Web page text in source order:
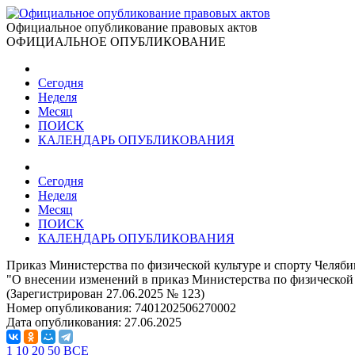
Официальное опубликование правовых актов
ОФИЦИАЛЬНОЕ ОПУБЛИКОВАНИЕ
Сегодня
Неделя
Месяц
ПОИСК
КАЛЕНДАРЬ ОПУБЛИКОВАНИЯ
Сегодня
Неделя
Месяц
ПОИСК
КАЛЕНДАРЬ ОПУБЛИКОВАНИЯ
Приказ Министерства по физической культуре и спорту
"О внесении изменений в приказ Министерства по
(Зарегистрирован 27.06.2025 № 123)
Номер опубликования: 7401202506270002
Дата опубликования: 27.06.2025
1 10 20 50 ВСЕ